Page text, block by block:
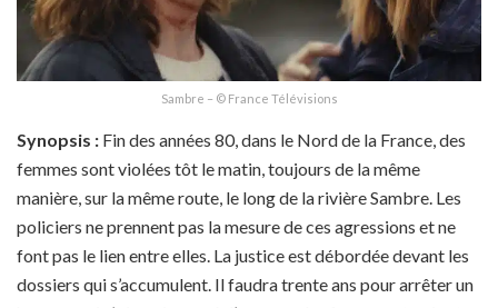
Sambre – © France Télévisions
Synopsis : Fin des années 80, dans le Nord de la France, des
femmes sont violées tôt le matin, toujours de la même
manière, sur la même route, le long de la rivière Sambre. Les
policiers ne prennent pas la mesure de ces agressions et ne
font pas le lien entre elles. La justice est débordée devant les
dossiers qui s’accumulent. Il faudra trente ans pour arrêter un